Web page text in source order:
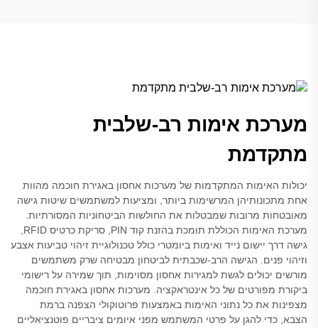
מערכת אימות רב-שלבית
מתקדמת
יכולות האימות המתקדמות של מערכות אחסון באגירת חוכמה מהוות
אחת מתכונותיהן המרשימות ביותר, ומציעות למשתמשים שיטות גישה
מאובטחות מרובות שמבטלות את החולשות הביטחוניות המסורתיות.
גישה דרך יישום נייד ואימות ביומטרי כולל טכנולוגיית זיהוי טביעות אצבע
וזיהוי פנים. הגישה הרב-שכבתית לביטחון מבטיחה שרק משתמשים
מורשים יכולים לגשת למגירות אחסון מסוימות, תוך שמירה על רישומי
ביקורת מפורטים של כל אינטראקציה. מערכות אחסון באגירת חוכמה
מצפינות את כל נתוני האימות באמצעות פרוטוקולי הצפנה ברמת
הצבא, כדי להגן על פרטי המשתמש מפני איומים ציבריים פוטנציאליים